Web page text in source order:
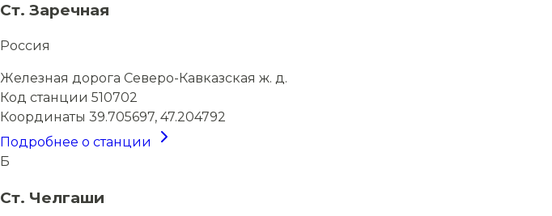
Ст. Заречная
Россия
Железная дорога Северо-Кавказская ж. д.
Код станции 510702
Координаты 39.705697, 47.204792
Подробнее о станции
Б
Ст. Челгаши